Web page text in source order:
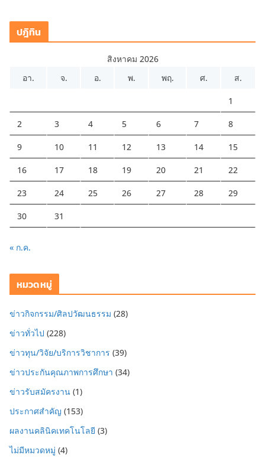
ปฎิทิน
สิงหาคม 2026
อา.
จ. อ. พ. พฤ. ศ. ส.
1
2 3 4 5 6 7 8
9 10 11 12 13 14 15
16 17 18 19 20 21 22
23 24 25 26 27 28 29
30 31
« ก.ค.
หมวดหมู่
ข่าวกิจกรรม/ศิลปวัฒนธรรม (28)
ข่าวทั่วไป (228)
ข่าวทุน/วิจัย/บริการวิชาการ (39)
ข่าวประกันคุณภาพการศึกษา (34)
ข่าวรับสมัครงาน (1)
ประกาศสำคัญ (153)
ผลงานคลินิคเทคโนโลยี (3)
ไม่มีหมวดหมู่ (4)